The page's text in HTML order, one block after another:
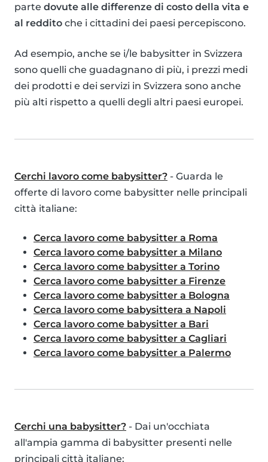
parte dovute alle differenze di costo della vita e
al reddito che i cittadini dei paesi percepiscono.
Ad esempio, anche se i/le babysitter in Svizzera
sono quelli che guadagnano di più, i prezzi medi
dei prodotti e dei servizi in Svizzera sono anche
più alti rispetto a quelli degli altri paesi europei.
Cerchi lavoro come babysitter? - Guarda le
offerte di lavoro come babysitter nelle principali
città italiane:
Cerca lavoro come babysitter a Roma
Cerca lavoro come babysitter a Milano
Cerca lavoro come babysitter a Torino
Cerca lavoro come babysitter a Firenze
Cerca lavoro come babysitter a Bologna
Cerca lavoro come babysittera a Napoli
Cerca lavoro come babysitter a Bari
Cerca lavoro come babysitter a Cagliari
Cerca lavoro come babysitter a Palermo
Cerchi una babysitter? - Dai un'occhiata
all'ampia gamma di babysitter presenti nelle
principali città italiane: